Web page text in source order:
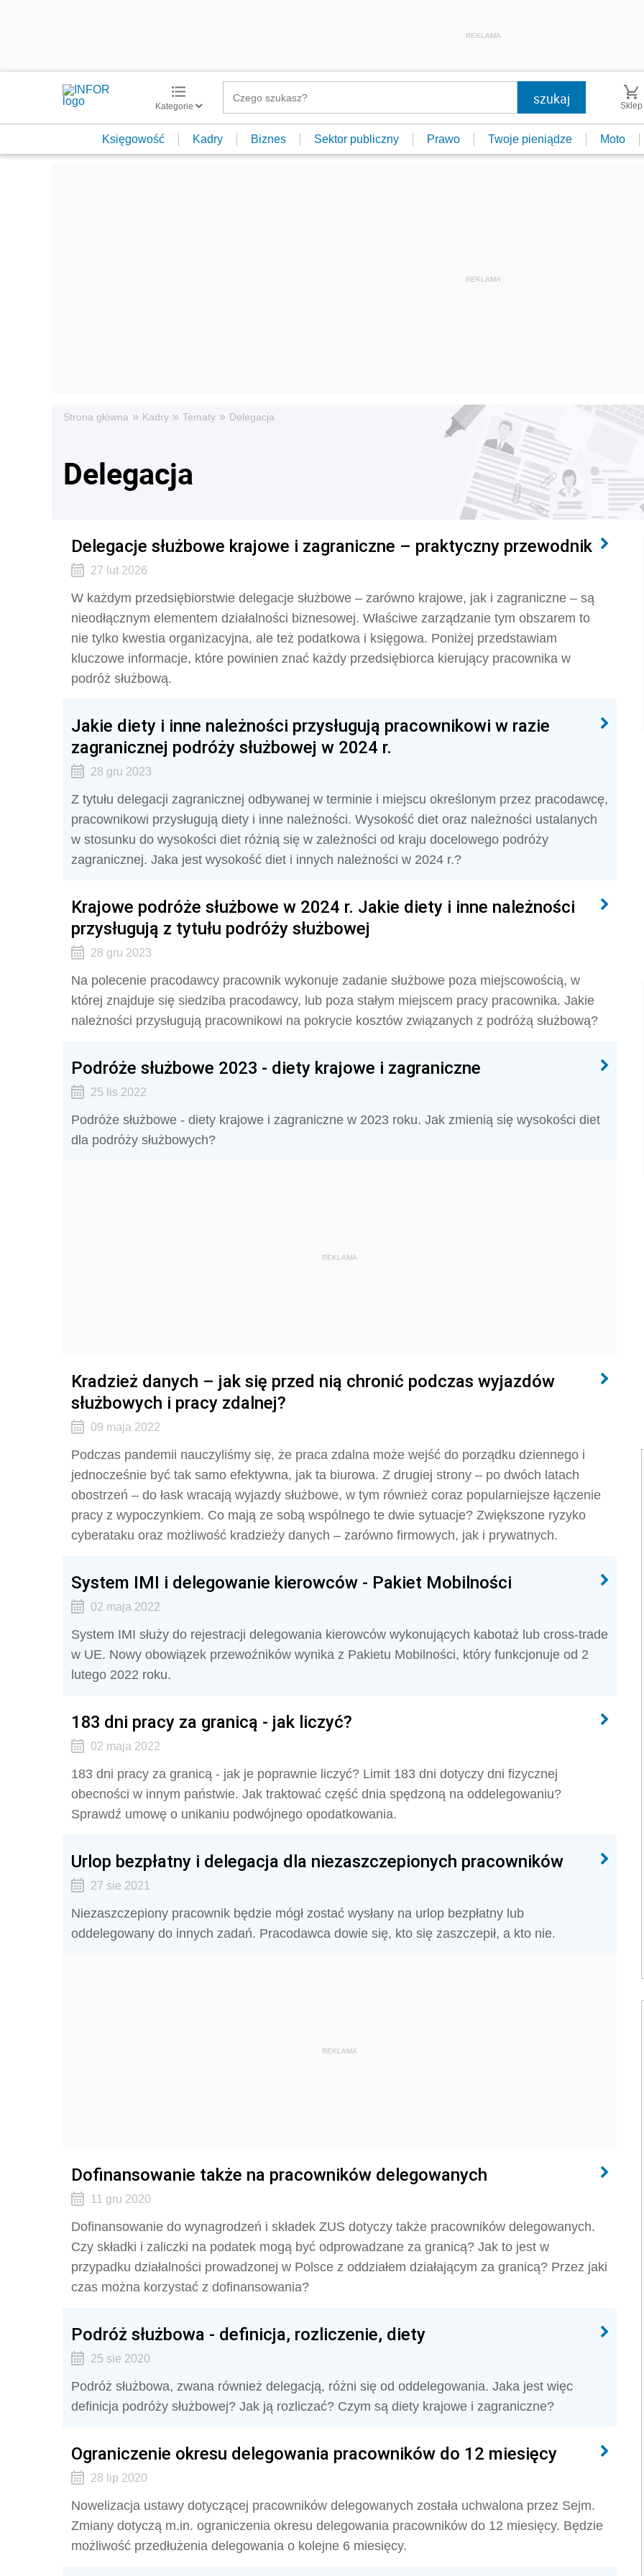
REKLAMA
Kategorie Sklep
Księgowość Kadry Biznes Sektor publiczny Prawo Twoje pieniądze Moto
Strona główna » Kadry » Tematy » Delegacja
Delegacja
Delegacje służbowe krajowe i zagraniczne – praktyczny przewodnik
27 lut 2026
W każdym przedsiębiorstwie delegacje służbowe – zarówno krajowe, jak i zagraniczne – są
nieodłącznym elementem działalności biznesowej. Właściwe zarządzanie tym obszarem to
nie tylko kwestia organizacyjna, ale też podatkowa i księgowa. Poniżej przedstawiam
kluczowe informacje, które powinien znać każdy przedsiębiorca kierujący pracownika w
podróż służbową.
Jakie diety i inne należności przysługują pracownikowi w razie
zagranicznej podróży służbowej w 2024 r.
28 gru 2023
Z tytułu delegacji zagranicznej odbywanej w terminie i miejscu określonym przez pracodawcę,
pracownikowi przysługują diety i inne należności. Wysokość diet oraz należności ustalanych
w stosunku do wysokości diet różnią się w zależności od kraju docelowego podróży
zagranicznej. Jaka jest wysokość diet i innych należności w 2024 r.?
Krajowe podróże służbowe w 2024 r. Jakie diety i inne należności
przysługują z tytułu podróży służbowej
28 gru 2023
Na polecenie pracodawcy pracownik wykonuje zadanie służbowe poza miejscowością, w
której znajduje się siedziba pracodawcy, lub poza stałym miejscem pracy pracownika. Jakie
należności przysługują pracownikowi na pokrycie kosztów związanych z podróżą służbową?
Podróże służbowe 2023 - diety krajowe i zagraniczne
25 lis 2022
Podróże służbowe - diety krajowe i zagraniczne w 2023 roku. Jak zmienią się wysokości diet
dla podróży służbowych?
REKLAMA
Kradzież danych – jak się przed nią chronić podczas wyjazdów
służbowych i pracy zdalnej?
09 maja 2022
Podczas pandemii nauczyliśmy się, że praca zdalna może wejść do porządku dziennego i
jednocześnie być tak samo efektywna, jak ta biurowa. Z drugiej strony – po dwóch latach
obostrzeń – do łask wracają wyjazdy służbowe, w tym również coraz popularniejsze łączenie
pracy z wypoczynkiem. Co mają ze sobą wspólnego te dwie sytuacje? Zwiększone ryzyko
cyberataku oraz możliwość kradzieży danych – zarówno firmowych, jak i prywatnych.
System IMI i delegowanie kierowców - Pakiet Mobilności
02 maja 2022
System IMI służy do rejestracji delegowania kierowców wykonujących kabotaż lub cross-trade
w UE. Nowy obowiązek przewoźników wynika z Pakietu Mobilności, który funkcjonuje od 2
lutego 2022 roku.
183 dni pracy za granicą - jak liczyć?
02 maja 2022
183 dni pracy za granicą - jak je poprawnie liczyć? Limit 183 dni dotyczy dni fizycznej
obecności w innym państwie. Jak traktować część dnia spędzoną na oddelegowaniu?
Sprawdź umowę o unikaniu podwójnego opodatkowania.
Urlop bezpłatny i delegacja dla niezaszczepionych pracowników
27 sie 2021
Niezaszczepiony pracownik będzie mógł zostać wysłany na urlop bezpłatny lub
oddelegowany do innych zadań. Pracodawca dowie się, kto się zaszczepił, a kto nie.
REKLAMA
Dofinansowanie także na pracowników delegowanych
11 gru 2020
Dofinansowanie do wynagrodzeń i składek ZUS dotyczy także pracowników delegowanych.
Czy składki i zaliczki na podatek mogą być odprowadzane za granicą? Jak to jest w
przypadku działalności prowadzonej w Polsce z oddziałem działającym za granicą? Przez jaki
czas można korzystać z dofinansowania?
Podróż służbowa - definicja, rozliczenie, diety
25 sie 2020
Podróż służbowa, zwana również delegacją, różni się od oddelegowania. Jaka jest więc
definicja podróży służbowej? Jak ją rozliczać? Czym są diety krajowe i zagraniczne?
Ograniczenie okresu delegowania pracowników do 12 miesięcy
28 lip 2020
Nowelizacja ustawy dotyczącej pracowników delegowanych została uchwalona przez Sejm.
Zmiany dotyczą m.in. ograniczenia okresu delegowania pracowników do 12 miesięcy. Będzie
możliwość przedłużenia delegowania o kolejne 6 miesięcy.